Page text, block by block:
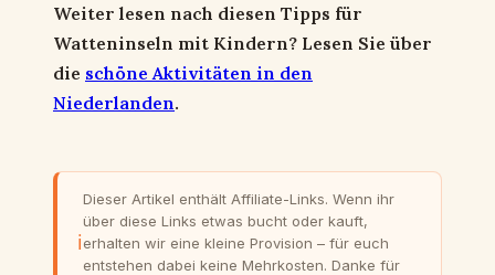
Weiter lesen nach diesen Tipps für
Watteninseln mit Kindern? Lesen Sie über
die schöne Aktivitäten in den
Niederlanden.
ℹ
Dieser Artikel enthält Affiliate-Links. Wenn ihr
über diese Links etwas bucht oder kauft,
erhalten wir eine kleine Provision – für euch
entstehen dabei keine Mehrkosten. Danke für